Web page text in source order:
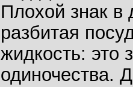
Плохой знак в
разбитая
жидкость: это
одиночества.